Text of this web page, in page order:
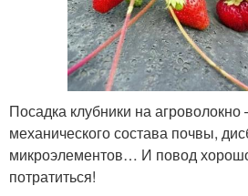
Посадка клубники на
механического состава почвы,
микроэлементов… И повод
потратиться!